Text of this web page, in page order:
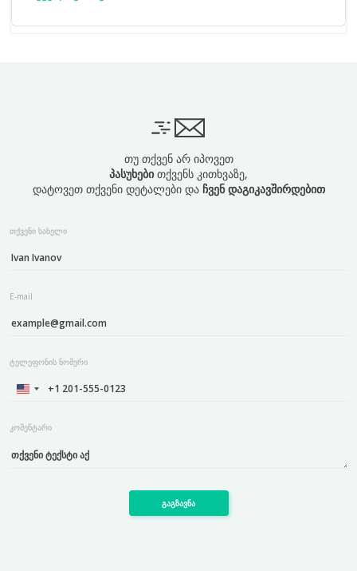
თუ თქვენ არ იპოვეთ
პასუხები თქვენს კითხვაზე,
დატოვეთ თქვენი დეტალები დაჩვენ დაგიკავშირდებით
თქვენი სახელი
E-mail
ტელეფონის ნომერი
კომენტარი
გაგზავნა